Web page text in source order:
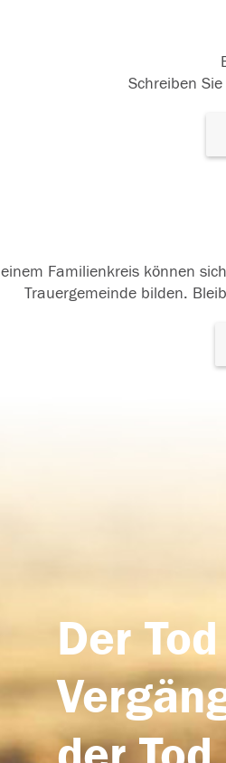
Schreiben
Familienkreis können
Trauergemeinde bilden.
Der